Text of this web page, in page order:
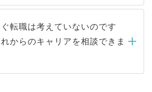
てしまうと、応募が殺到する場
機関が求める条件に合った人材の
紹介会社に依頼するケースが増え
る必要はありません。内定先へ
連絡はキャリアパートナーが行い
漏えいすることはありませんの
心ください。当サイトからの登録
集したご登録者様の個人情報は、
キャリアアップおよび転職活動の
的に使用いたします。お預かりし
ての個人データはご本人の許可
転職は考えていないのです
からのキャリアを相談できま